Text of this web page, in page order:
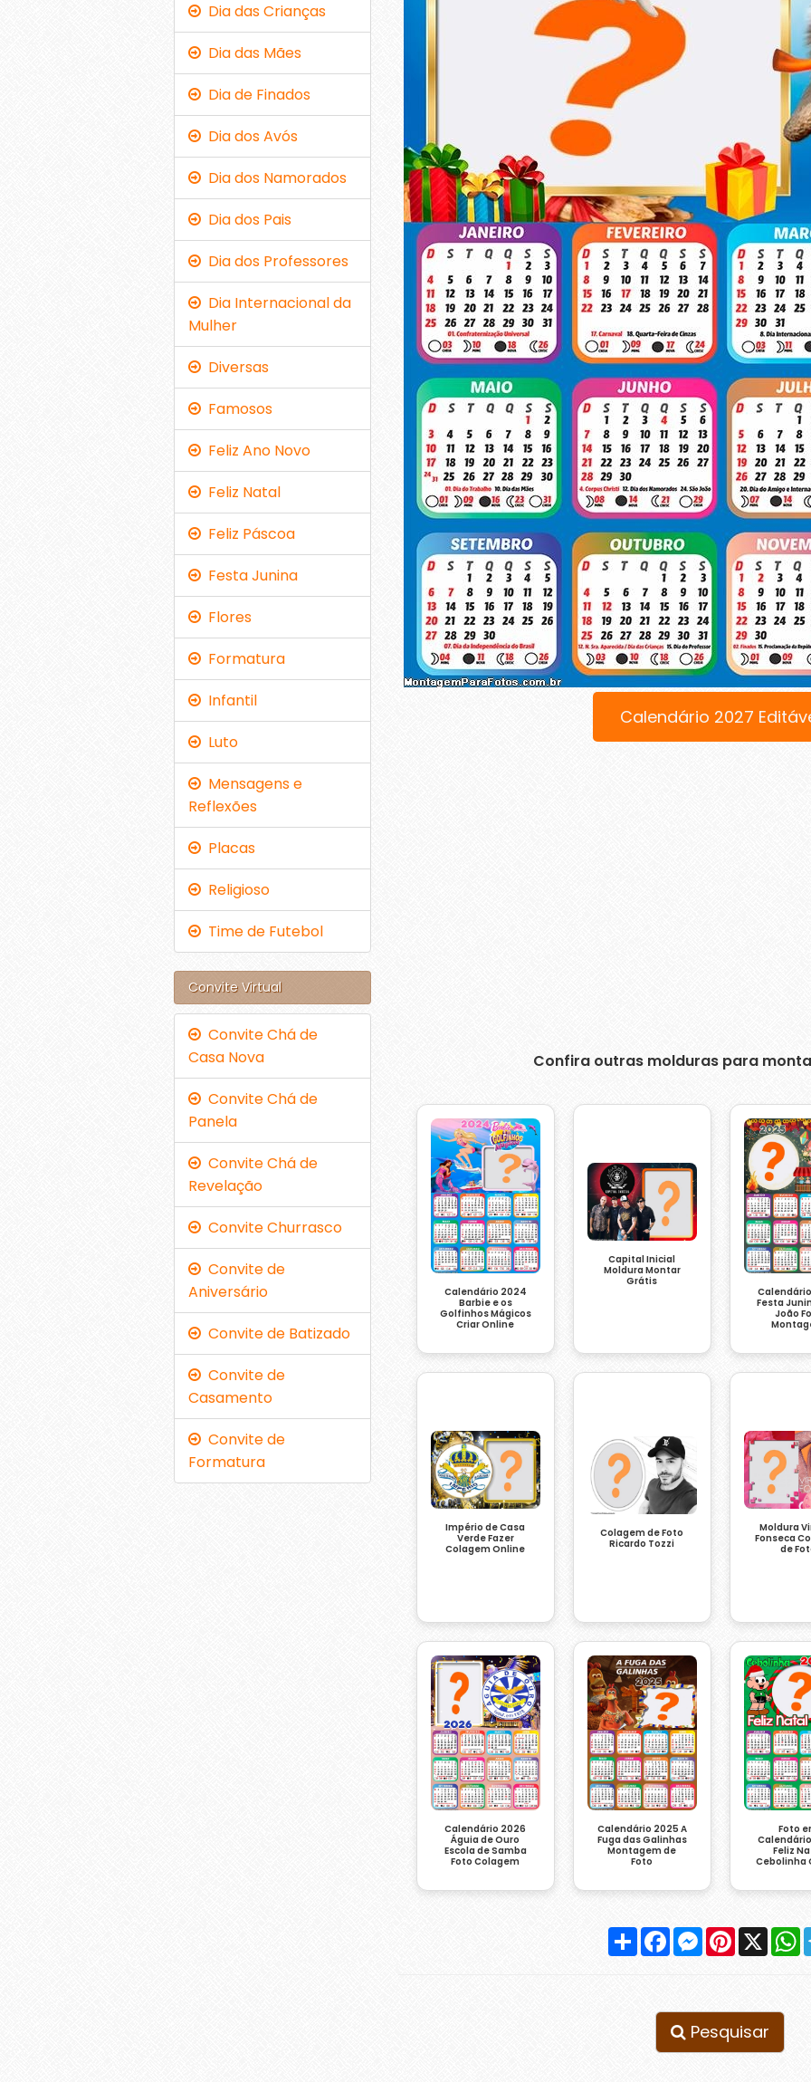
Calendário 2027
Confira outras molduras para
Calendário 2024
Barbie e os
Golfinhos Mágicos
Criar Online
Capital Inicial
Moldura Montar
Grátis
Festa
João
Império de Casa
Verde Fazer
Colagem Online
Colagem de Foto
Ricardo Tozzi
Moldura
Fonseca
de
Calendário 2026
Águia de Ouro
Escola de Samba
Foto Colagem
Calendário 2025 A
Fuga das Galinhas
Montagem de
Foto
Foto
Feliz
Cebolinha
Compartilhar
FacebookMessenger
Pinterest
X
Pesquisar
Dia das Crianças
Dia das Mães
Dia de Finados
Dia dos Avós
Dia dos Namorados
Dia dos Pais
Dia dos Professores
Dia Internacional da
Mulher
Diversas
Famosos
Feliz Ano Novo
Feliz Natal
Feliz Páscoa
Festa Junina
Flores
Formatura
Infantil
Luto
Mensagens e
Reflexões
Placas
Religioso
Time de Futebol
Convite Virtual
Convite Chá de
Casa Nova
Convite Chá de
Panela
Convite Chá de
Revelação
Convite Churrasco
Convite de
Aniversário
Convite de Batizado
Convite de
Casamento
Convite de
Formatura